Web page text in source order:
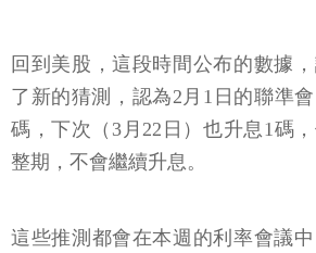
回到美股，這段時間公布的數據
了新的猜測，認為2月1日的聯準
碼，下次（3月22日）也升息1碼
整期，不會繼續升息。
這些推測都會在本週的利率會議